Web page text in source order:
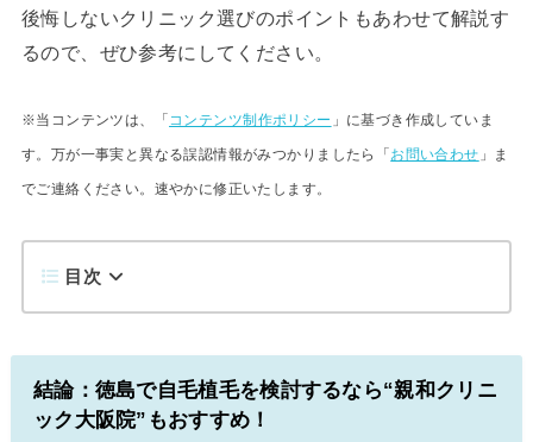
後悔しないクリニック選びのポイントもあわせて解説す
るので、ぜひ参考にしてください。
※当コンテンツは、「 コンテンツ制作ポリシー 」に基づき作成していま
す。万が一事実と異なる誤認情報がみつかりましたら「 お問い合わせ 」ま
でご連絡ください。速やかに修正いたします。
目次
結論：徳島で自毛植毛を検討するなら“親和クリニ
ック大阪院”もおすすめ！